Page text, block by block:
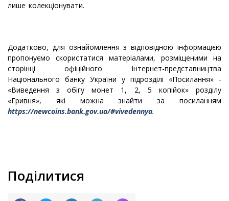
лише колекціонувати.
Додатково, для ознайомлення з відповідною інформацією
пропонуємо скористатися матеріалами, розміщеними на
сторінці офіційного Інтернет-представництва
Національного банку України у підрозділі «Посилання» -
«Виведення з обігу монет 1, 2, 5 копійок» розділу
«Гривня», які можна знайти за посиланням
https://newcoins.bank.gov.ua/#vivedennya.
Поділитися